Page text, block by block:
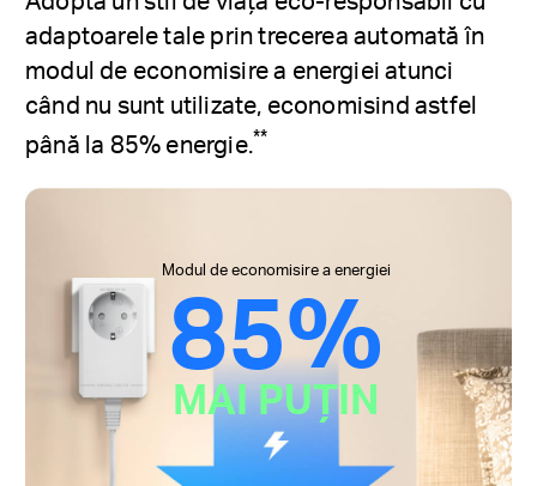
adaptoarele tale prin trecerea automată în
modul de economisire a energiei atunci
când nu sunt utilizate, economisind astfel
până la 85% energie.**
Modul de economisire a energiei
85%
MAI PUȚIN